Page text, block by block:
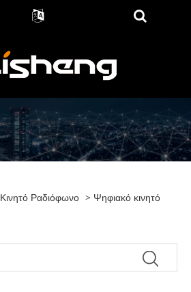
Κινητό Ραδιόφωνο > Ψηφιακό κινητό